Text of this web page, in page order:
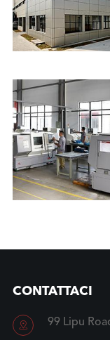
CONTATTACI
 99 Lipu